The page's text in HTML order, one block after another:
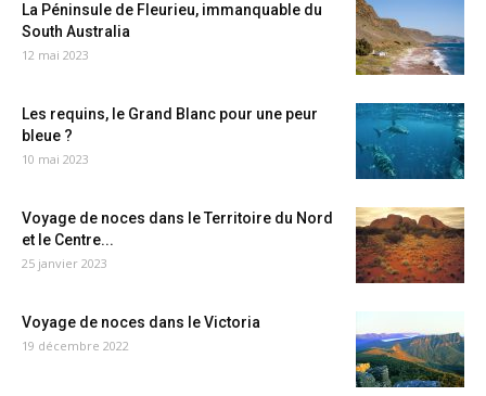
La Péninsule de Fleurieu, immanquable du
South Australia
12 mai 2023
Les requins, le Grand Blanc pour une peur
bleue ?
10 mai 2023
Voyage de noces dans le Territoire du Nord
et le Centre...
25 janvier 2023
Voyage de noces dans le Victoria
19 décembre 2022